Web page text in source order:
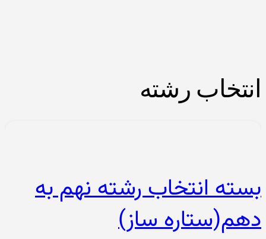
انتخاب رشته
بسته انتخاب رشته نهم به
دهم(ستاره ساز)